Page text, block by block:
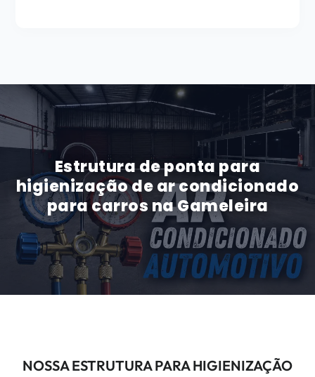
Estrutura de ponta para
higienização de ar condicionado
para carros na Gameleira
NOSSA ESTRUTURA PARA HIGIENIZAÇÃO